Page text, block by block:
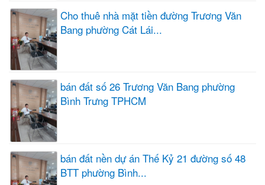
Cho thuê nhà mặt tiền đường Trương Văn
Bang phường Cát Lái...
bán đất số 26 Trương Văn Bang phường
Bình Trưng TPHCM
bán đất nền dự án Thế Kỷ 21 đường số 48
BTT phường Bình...